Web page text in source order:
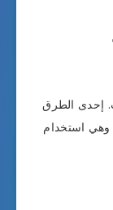
إحدى الطرق
وهي استخدام